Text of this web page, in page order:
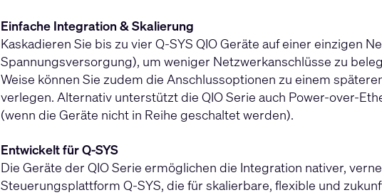
Einfache Integration & Skalierung
Kaskadieren Sie bis zu vier Q-SYS QIO Geräte auf einer einzigen
Spannungsversorgung), um weniger Netzwerkanschlüsse zu
Weise können Sie zudem die Anschlussoptionen zu einem
verlegen. Alternativ unterstützt die QIO Serie auch Power-over-
(wenn die Geräte nicht in Reihe geschaltet werden).
Entwickelt für Q-SYS
Die Geräte der QIO Serie ermöglichen die Integration nativer,
Steuerungsplattform Q-SYS, die für skalierbare, flexible und